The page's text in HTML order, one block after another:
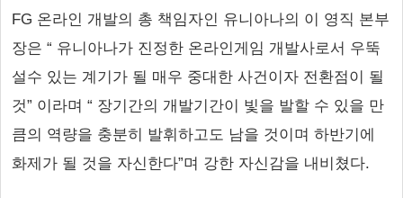
FG 온라인 개발의 총 책임자인 유니아나의 이 영직 본부
장은 “ 유니아나가 진정한 온라인게임 개발사로서 우뚝
설수 있는 계기가 될 매우 중대한 사건이자 전환점이 될
것” 이라며 “ 장기간의 개발기간이 빛을 발할 수 있을 만
큼의 역량을 충분히 발휘하고도 남을 것이며 하반기에
화제가 될 것을 자신한다”며 강한 자신감을 내비쳤다.